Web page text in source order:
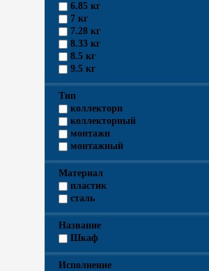
6.85 кг
7 кг
7.28 кг
8.33 кг
8.5 кг
9.5 кг
Тип
коллекторн
коллекторный
монтажн
монтажный
Материал
пластик
сталь
Название
Шкаф
Исполнение